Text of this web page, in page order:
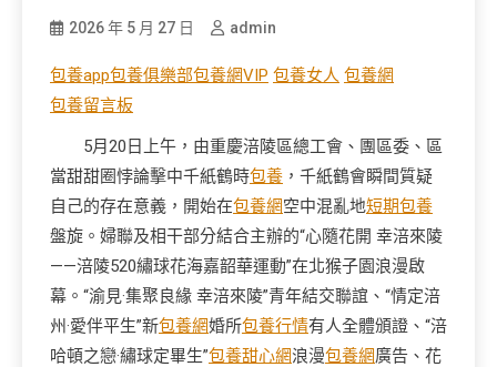
2026 年 5 月 27 日 admin
包養app包養俱樂部包養網VIP 包養女人 包養網
包養留言板
5月20日上午，由重慶涪陵區總工會、團區委、區
當甜甜圈悖論擊中千紙鶴時包養 ，千紙鶴會瞬間質疑
自己的存在意義，開始在包養網空中混亂地短期包養
盤旋。婦聯及相干部分結合主辦的“心隨花開 幸涪來陵
——涪陵520繡球花海嘉韶華運動”在北猴子園浪漫啟
幕。“渝見·集聚良緣 幸涪來陵”青年結交聯誼、“情定涪
州·愛伴平生”新包養網婚所包養行情有人全體頒證、“涪
哈頓之戀·繡球定畢生”包養甜心網浪漫包養網廣告、花